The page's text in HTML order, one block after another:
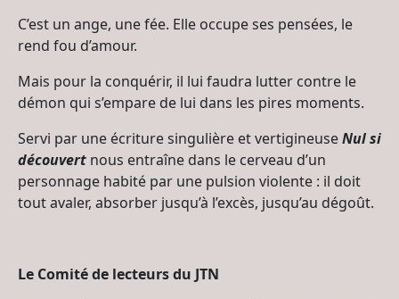
C’est un ange, une fée. Elle occupe ses pensées, le
rend fou d’amour.
Mais pour la conquérir, il lui faudra lutter contre le
démon qui s’empare de lui dans les pires moments.
Servi par une écriture singulière et vertigineuseNul si
découvert nous entraîne dans le cerveau d’un
personnage habité par une pulsion violente : il doit
tout avaler, absorber jusqu’à l’excès, jusqu’au dégoût.
Le Comité de lecteurs du JTN